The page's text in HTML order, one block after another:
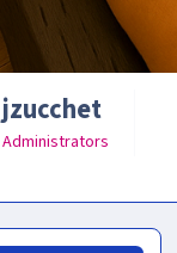
jzucchet
Administrators